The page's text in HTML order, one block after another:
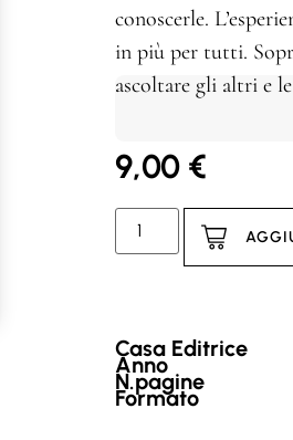
conoscerle.
in più per tutti.
ascoltare gli altri e
9,00 €
Casa Editrice
Anno
N.pagine
Formato